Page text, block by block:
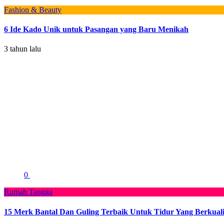
Fashion & Beauty
6 Ide Kado Unik untuk Pasangan yang Baru Menikah
3 tahun lalu
0
Rumah Tangga
15 Merk Bantal Dan Guling Terbaik Untuk Tidur Yang